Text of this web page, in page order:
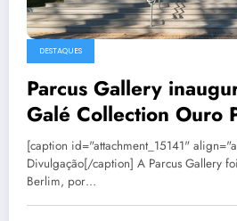
DESTAQUES
Parcus Gallery
Galé Collection Ouro
[caption id="attachment_15141"
Divulgação[/caption] A Parcus Gallery
Berlim, por…